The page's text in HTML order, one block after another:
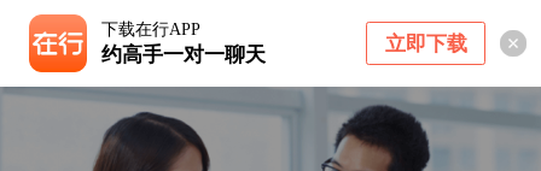
下载在行APP
约高手一对一聊天 立即下载